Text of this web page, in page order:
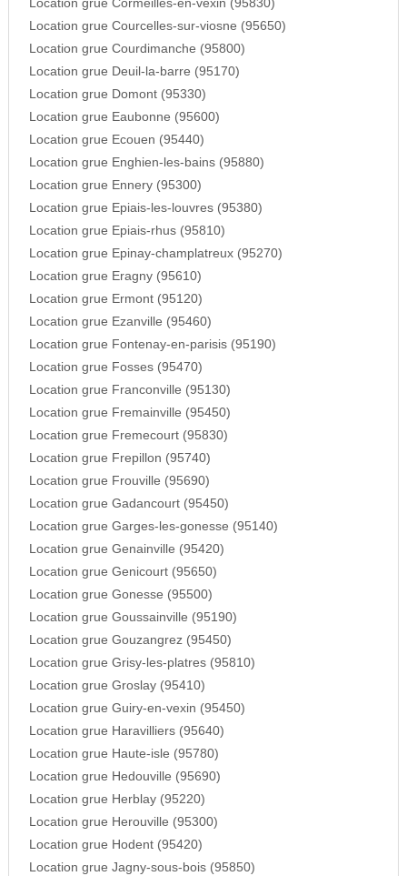
Location grue Cormeilles-en-vexin (95830)
Location grue Courcelles-sur-viosne (95650)
Location grue Courdimanche (95800)
Location grue Deuil-la-barre (95170)
Location grue Domont (95330)
Location grue Eaubonne (95600)
Location grue Ecouen (95440)
Location grue Enghien-les-bains (95880)
Location grue Ennery (95300)
Location grue Epiais-les-louvres (95380)
Location grue Epiais-rhus (95810)
Location grue Epinay-champlatreux (95270)
Location grue Eragny (95610)
Location grue Ermont (95120)
Location grue Ezanville (95460)
Location grue Fontenay-en-parisis (95190)
Location grue Fosses (95470)
Location grue Franconville (95130)
Location grue Fremainville (95450)
Location grue Fremecourt (95830)
Location grue Frepillon (95740)
Location grue Frouville (95690)
Location grue Gadancourt (95450)
Location grue Garges-les-gonesse (95140)
Location grue Genainville (95420)
Location grue Genicourt (95650)
Location grue Gonesse (95500)
Location grue Goussainville (95190)
Location grue Gouzangrez (95450)
Location grue Grisy-les-platres (95810)
Location grue Groslay (95410)
Location grue Guiry-en-vexin (95450)
Location grue Haravilliers (95640)
Location grue Haute-isle (95780)
Location grue Hedouville (95690)
Location grue Herblay (95220)
Location grue Herouville (95300)
Location grue Hodent (95420)
Location grue Jagny-sous-bois (95850)